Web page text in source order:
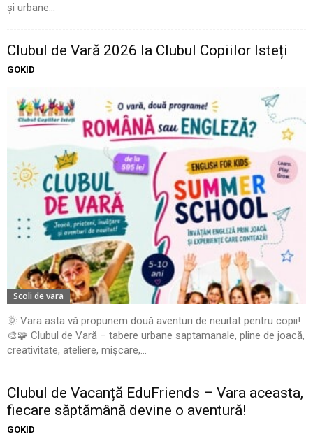
și urbane...
Clubul de Vară 2026 la Clubul Copiilor Isteți
GOKID
Scoli de vara
🌞 Vara asta vă propunem două aventuri de neuitat pentru copii!
🎨🧩 Clubul de Vară – tabere urbane saptamanale, pline de joacă,
creativitate, ateliere, mișcare,...
Clubul de Vacanță EduFriends – Vara aceasta,
fiecare săptămână devine o aventură!
GOKID